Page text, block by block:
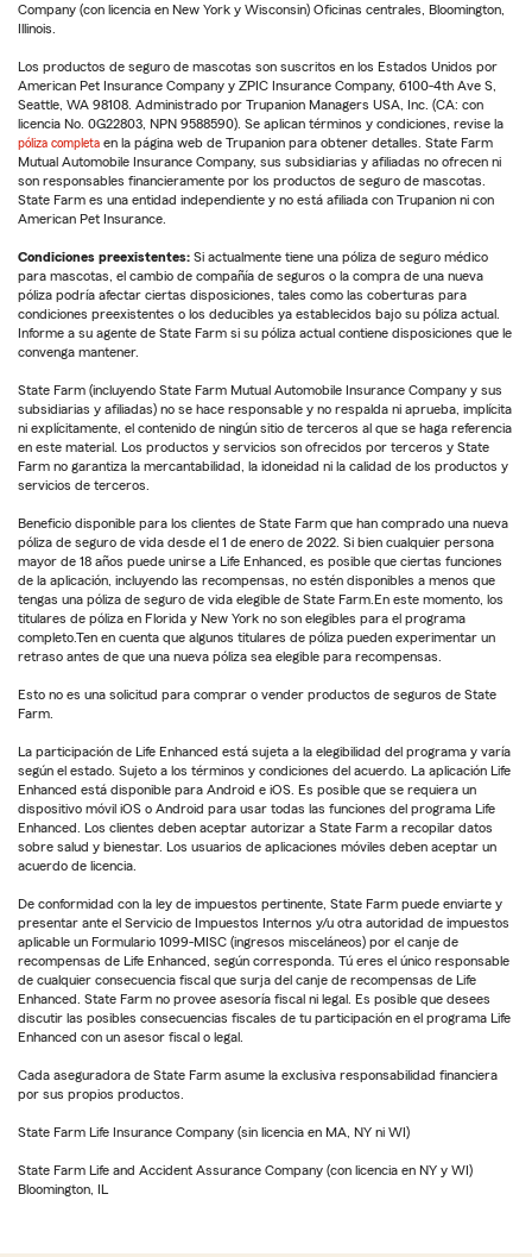
Company (con licencia en New York y Wisconsin) Oficinas centrales, Bloomington,
Illinois.
Los productos de seguro de mascotas son suscritos en los Estados Unidos por
American Pet Insurance Company y ZPIC Insurance Company, 6100-4th Ave S,
Seattle, WA 98108. Administrado por Trupanion Managers USA, Inc. (CA: con
licencia No. 0G22803, NPN 9588590). Se aplican términos y condiciones, revise la
póliza completa en la página web de Trupanion para obtener detalles. State Farm
Mutual Automobile Insurance Company, sus subsidiarias y afiliadas no ofrecen ni
son responsables financieramente por los productos de seguro de mascotas.
State Farm es una entidad independiente y no está afiliada con Trupanion ni con
American Pet Insurance.
Condiciones preexistentes: Si actualmente tiene una póliza de seguro médico
para mascotas, el cambio de compañía de seguros o la compra de una nueva
póliza podría afectar ciertas disposiciones, tales como las coberturas para
condiciones preexistentes o los deducibles ya establecidos bajo su póliza actual.
Informe a su agente de State Farm si su póliza actual contiene disposiciones que le
convenga mantener.
State Farm (incluyendo State Farm Mutual Automobile Insurance Company y sus
subsidiarias y afiliadas) no se hace responsable y no respalda ni aprueba, implícita
ni explícitamente, el contenido de ningún sitio de terceros al que se haga referencia
en este material. Los productos y servicios son ofrecidos por terceros y State
Farm no garantiza la mercantabilidad, la idoneidad ni la calidad de los productos y
servicios de terceros.
Beneficio disponible para los clientes de State Farm que han comprado una nueva
póliza de seguro de vida desde el 1 de enero de 2022. Si bien cualquier persona
mayor de 18 años puede unirse a Life Enhanced, es posible que ciertas funciones
de la aplicación, incluyendo las recompensas, no estén disponibles a menos que
tengas una póliza de seguro de vida elegible de State Farm.En este momento, los
titulares de póliza en Florida y New York no son elegibles para el programa
completo.Ten en cuenta que algunos titulares de póliza pueden experimentar un
retraso antes de que una nueva póliza sea elegible para recompensas.
Esto no es una solicitud para comprar o vender productos de seguros de State
Farm.
La participación de Life Enhanced está sujeta a la elegibilidad del programa y varía
según el estado. Sujeto a los términos y condiciones del acuerdo. La aplicación Life
Enhanced está disponible para Android e iOS. Es posible que se requiera un
dispositivo móvil iOS o Android para usar todas las funciones del programa Life
Enhanced. Los clientes deben aceptar autorizar a State Farm a recopilar datos
sobre salud y bienestar. Los usuarios de aplicaciones móviles deben aceptar un
acuerdo de licencia.
De conformidad con la ley de impuestos pertinente, State Farm puede enviarte y
presentar ante el Servicio de Impuestos Internos y/u otra autoridad de impuestos
aplicable un Formulario 1099-MISC (ingresos misceláneos) por el canje de
recompensas de Life Enhanced, según corresponda. Tú eres el único responsable
de cualquier consecuencia fiscal que surja del canje de recompensas de Life
Enhanced. State Farm no provee asesoría fiscal ni legal. Es posible que desees
discutir las posibles consecuencias fiscales de tu participación en el programa Life
Enhanced con un asesor fiscal o legal.
Cada aseguradora de State Farm asume la exclusiva responsabilidad financiera
por sus propios productos.
State Farm Life Insurance Company (sin licencia en MA, NY ni WI)
State Farm Life and Accident Assurance Company (con licencia en NY y WI)
Bloomington, IL